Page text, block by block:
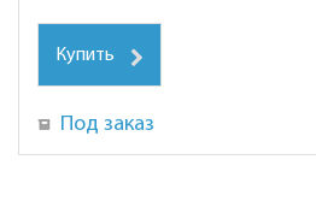
Купить
Под заказ